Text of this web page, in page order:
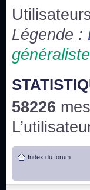
Bonne
Un peu de
chaines
3x24 Human
Bonjour
qu'une
:he:
Légende :
58226
Index du forum